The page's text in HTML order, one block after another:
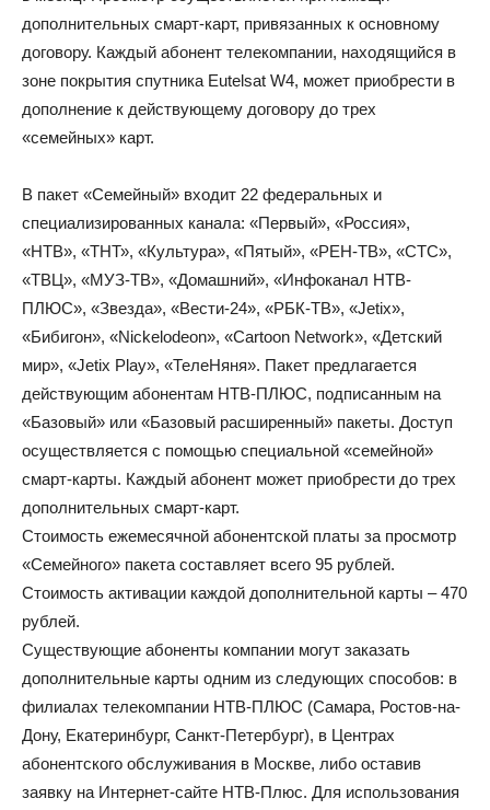
дополнительных смарт-карт, привязанных к основному
договору. Каждый абонент телекомпании, находящийся в
зоне покрытия спутника Eutelsat W4, может приобрести в
дополнение к действующему договору до трех
«семейных» карт.
В пакет «Семейный» входит 22 федеральных и
специализированных канала: «Первый», «Россия»,
«НТВ», «ТНТ», «Культура», «Пятый», «РЕН-ТВ», «СТС»,
«ТВЦ», «МУЗ-ТВ», «Домашний», «Инфоканал НТВ-
ПЛЮС», «Звезда», «Вести-24», «РБК-TВ», «Jetix»,
«Бибигон», «Nickelodeon», «Cartoon Network», «Детский
мир», «Jetix Play», «ТелеНяня». Пакет предлагается
действующим абонентам НТВ-ПЛЮС, подписанным на
«Базовый» или «Базовый расширенный» пакеты. Доступ
осуществляется с помощью специальной «семейной»
смарт-карты. Каждый абонент может приобрести до трех
дополнительных смарт-карт.
Стоимость ежемесячной абонентской платы за просмотр
«Семейного» пакета составляет всего 95 рублей.
Стоимость активации каждой дополнительной карты – 470
рублей.
Существующие абоненты компании могут заказать
дополнительные карты одним из следующих способов: в
филиалах телекомпании НТВ-ПЛЮС (Самара, Ростов-на-
Дону, Екатеринбург, Санкт-Петербург), в Центрах
абонентского обслуживания в Москве, либо оставив
заявку на Интернет-сайте НТВ-Плюс. Для использования